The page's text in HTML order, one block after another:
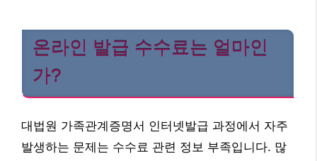
온라인 발급 수수료는 얼마인
가?
대법원 가족관계증명서 인터넷발급 과정에서 자주
발생하는 문제는 수수료 관련 정보 부족입니다. 많